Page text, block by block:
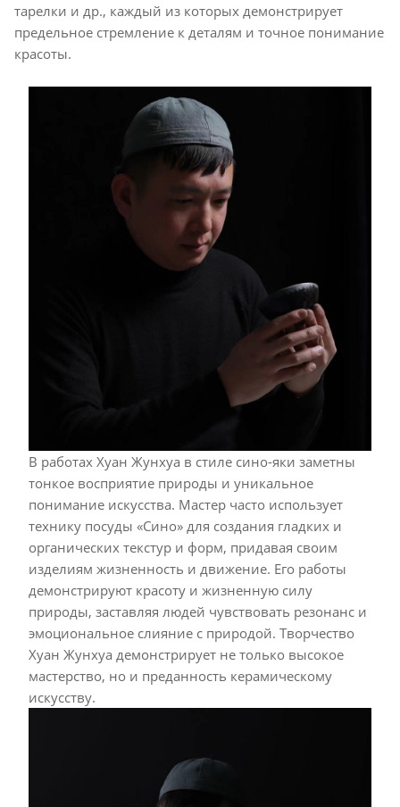
тарелки и др., каждый из которых демонстрирует
предельное стремление к деталям и точное понимание
красоты.
В работах Хуан Жунхуа в стиле сино-яки заметны
тонкое восприятие природы и уникальное
понимание искусства. Мастер часто использует
технику посуды «Сино» для создания гладких и
органических текстур и форм, придавая своим
изделиям жизненность и движение. Его работы
демонстрируют красоту и жизненную силу
природы, заставляя людей чувствовать резонанс и
эмоциональное слияние с природой. Творчество
Хуан Жунхуа демонстрирует не только высокое
мастерство, но и преданность керамическому
искусству.